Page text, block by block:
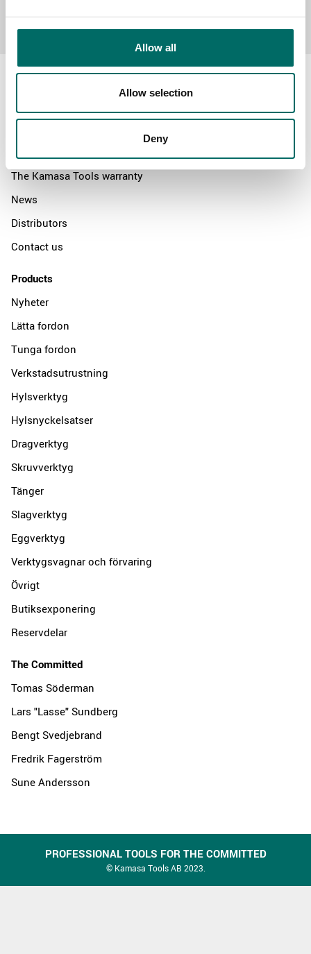
Allow all
Allow selection
Deny
The Kamasa Tools warranty
News
Distributors
Contact us
Products
Nyheter
Lätta fordon
Tunga fordon
Verkstadsutrustning
Hylsverktyg
Hylsnyckelsatser
Dragverktyg
Skruvverktyg
Tänger
Slagverktyg
Eggverktyg
Verktygsvagnar och förvaring
Övrigt
Butiksexponering
Reservdelar
The Committed
Tomas Söderman
Lars "Lasse" Sundberg
Bengt Svedjebrand
Fredrik Fagerström
Sune Andersson
PROFESSIONAL TOOLS FOR THE COMMITTED
© Kamasa Tools AB 2023.